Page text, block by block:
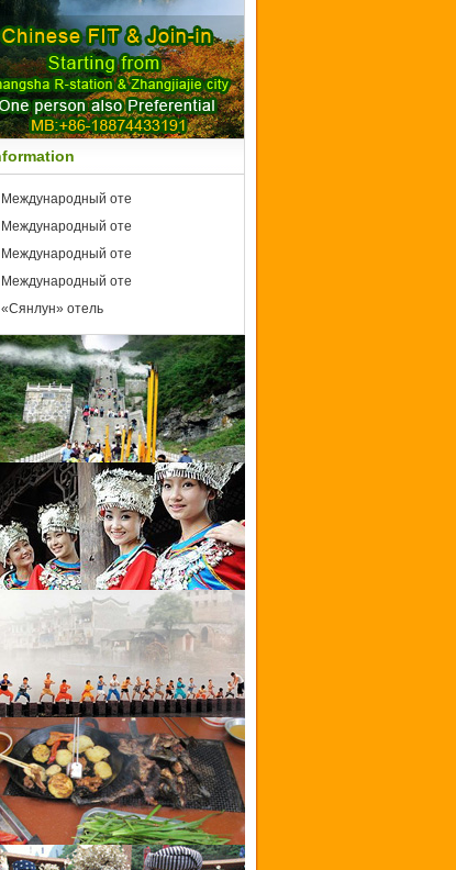
Международный оте
Международный оте
Международный оте
Международный оте
«Сянлун» отель